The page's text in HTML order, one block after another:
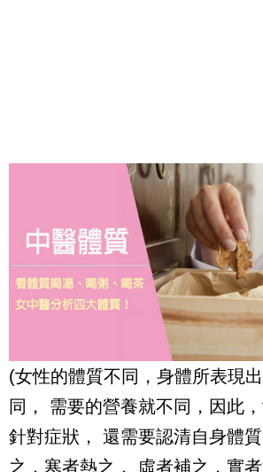
(女性的體質不同，身體所表現
同， 需要的營養就不同，因此
針對症狀， 還需要認清自身體
之，寒者熱之， 虛者補之，實